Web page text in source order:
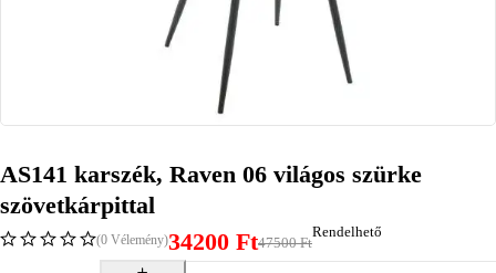
AS141 karszék, Raven 06 világos szürke
szövetkárpittal
(0 Vélemény) 47500Ft
34200 Ft Rendelhető